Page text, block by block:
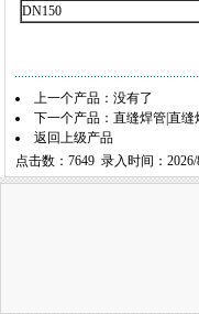
DN150
上一个产品：没有了
下一个产品： 直缝焊管|直缝
返回上级产品
点击数：7649 录入时间：2026/